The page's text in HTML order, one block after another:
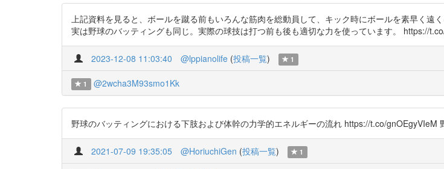
上記資料を見ると、ボールを蹴る前もいろんな筋肉を総動員して、キック時にボールを素早く遠
実は野球のバッティングも同じ。実際の球技は打つ前も後も適切な力を使っています。 https://
2023-12-08 11:03:40 @lppianolife (投稿一覧) 1
1 @2wcha3M93smo1Kk
野球のバッティングにおける下肢および体幹の力学的エネルギーの流れ https://t.co/
2021-07-09 19:35:05 @HoriuchiGen (投稿一覧) 1